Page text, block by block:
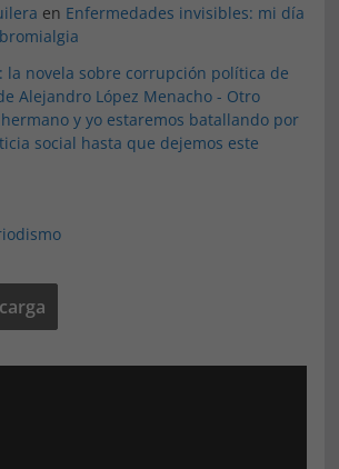
en Enfermedades invisibles: mi día
la novela sobre corrupción política de
Alejandro López Menacho - Otro
y yo estaremos batallando por
social hasta que dejemos este